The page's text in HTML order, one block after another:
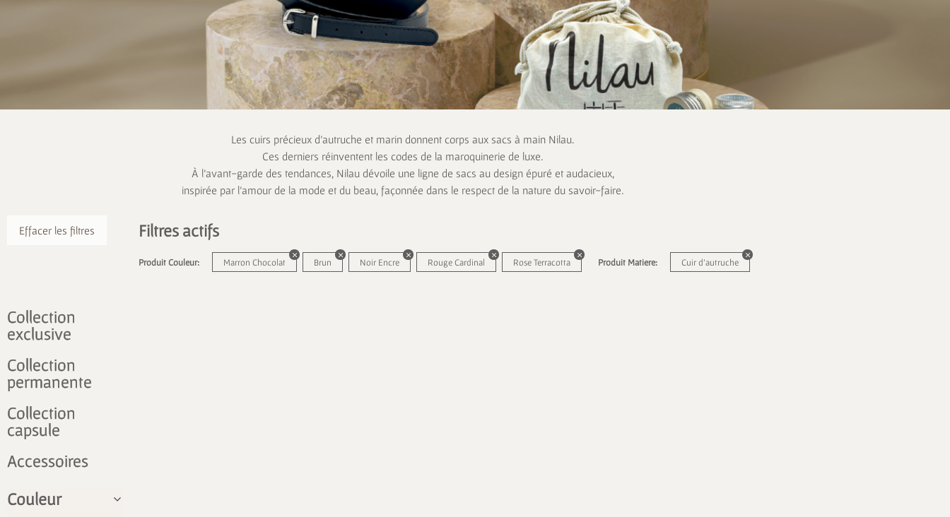
Les cuirs précieux d’autruche et marin donnent corps aux sacs à main Nilau.
Ces derniers réinventent les codes de la maroquinerie de luxe.
À l’avant-garde des tendances, Nilau dévoile une ligne de sacs au design épuré et audacieux,
inspirée par l’amour de la mode et du beau, façonnée dans le respect de la nature du savoir-faire.
Effacer les filtres
Collection
exclusive
Collection
permanente
Collection
capsule
Accessoires
Couleur
Filtres actifs
Produit Couleur: Marron Chocolat Brun Noir Encre Rouge Cardinal Rose Terracotta Produit Matiere: Cuir d'autruche